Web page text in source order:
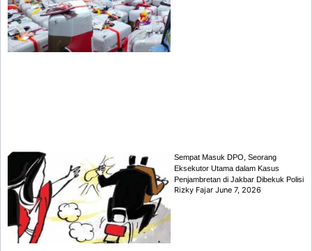
Sempat Masuk DPO, Seorang
Eksekutor Utama dalam Kasus
Penjambretan di Jakbar Dibekuk Polisi
Rizky FajarJune 7, 2026